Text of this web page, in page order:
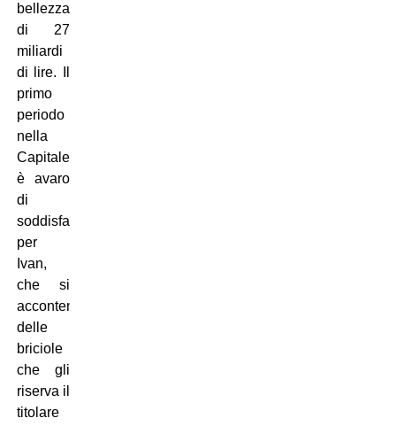
bellezza
di 27
miliardi
di lire. Il
primo
periodo
nella
Capitale
è avaro
di
soddisfazioni
per
Ivan,
che si
accontenta
delle
briciole
che gli
riserva il
titolare